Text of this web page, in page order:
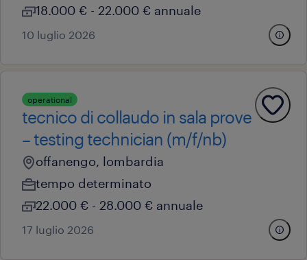
18.000 € - 22.000 € annuale
10 luglio 2026
operational
tecnico di collaudo in sala prove
– testing technician (m/f/nb)
offanengo, lombardia
tempo determinato
22.000 € - 28.000 € annuale
17 luglio 2026